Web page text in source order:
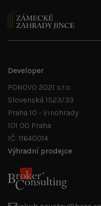
Developer
PONOVO 2021 s.r.o.
Slovenská 1523/33
Praha 10 - Vinohrady
101 00 Praha
IČ: 11640014
Výhradní prodejce